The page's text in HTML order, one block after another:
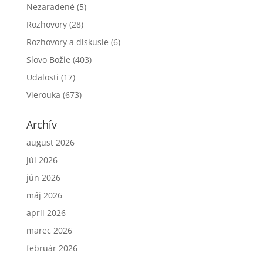
Nezaradené (5)
Rozhovory(28)
Rozhovory a diskusie (6)
Slovo Božie (403)
Udalosti (17)
Vierouka (673)
Archív
august 2026
júl 2026
jún 2026
máj 2026
apríl 2026
marec 2026
február 2026